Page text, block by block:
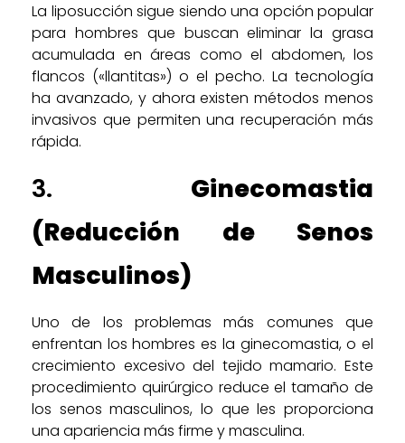
La liposucción sigue siendo una opción popular
para hombres que buscan eliminar la grasa
acumulada en áreas como el abdomen, los
flancos («llantitas») o el pecho. La tecnología
ha avanzado, y ahora existen métodos menos
invasivos que permiten una recuperación más
rápida.
3. Ginecomastia
(Reducción de Senos
Masculinos)
Uno de los problemas más comunes que
enfrentan los hombres es la ginecomastia, o el
crecimiento excesivo del tejido mamario. Este
procedimiento quirúrgico reduce el tamaño de
los senos masculinos, lo que les proporciona
una apariencia más firme y masculina.